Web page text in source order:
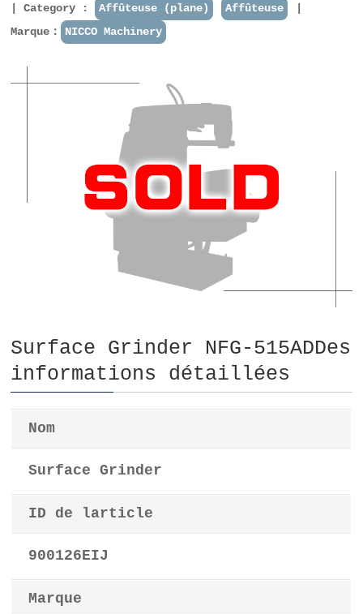
Category : Affûteuse (plane)
Affûteuse
Marque：
NICCO Machinery
Surface Grinder NFG-515ADDes
informations détaillées
Nom
Surface Grinder
ID de larticle
900126EIJ
Marque